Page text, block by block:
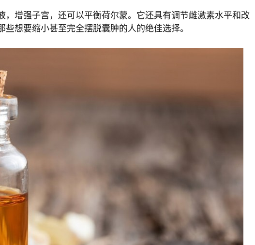
增强子宫，还可以平衡荷尔蒙。它还具有调节雌激素水平和改
想要缩小甚至完全摆脱囊肿的人的绝佳选择。